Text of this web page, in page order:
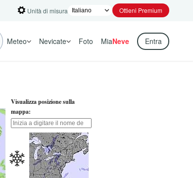
Unità di misura Ottieni Premium
Meteo Nevicate Foto MiaNeve Entra
Visualizza posizione sulla
mappa: